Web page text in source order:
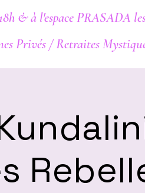
& à l'espace PRASADA
Privés / Retraites